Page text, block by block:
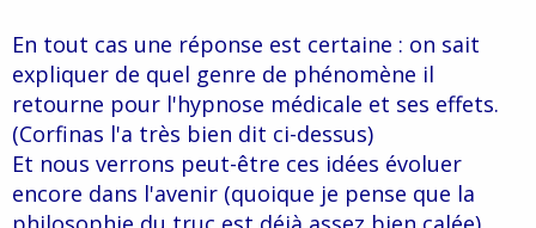
En tout cas une réponse est certaine : on sait
expliquer de quel genre de phénomène il
retourne pour l'hypnose médicale et ses effets.
(Corfinas l'a très bien dit ci-dessus)
Et nous verrons peut-être ces idées évoluer
encore dans l'avenir (quoique je pense que la